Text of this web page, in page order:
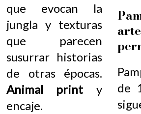
que evocan la
jungla y texturas
que parecen
susurrar historias
de otras épocas.
Animal print y
encaje.
de